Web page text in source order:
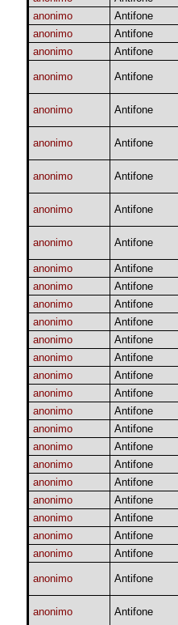
anonimo
Antifone
anonimo
Antifone
anonimo
Antifone
anonimo Antifone
anonimo Antifone
anonimo Antifone
anonimo Antifone
anonimo Antifone
anonimo Antifone
anonimo
Antifone
anonimo
Antifone
anonimo
Antifone
anonimo
Antifone
anonimo
Antifone
anonimo
Antifone
anonimo
Antifone
anonimo
Antifone
anonimo
Antifone
anonimo
Antifone
anonimo
Antifone
anonimo
Antifone
anonimo
Antifone
anonimo
Antifone
anonimo
Antifone
anonimo
Antifone
anonimo
Antifone
anonimo Antifone
anonimo Antifone